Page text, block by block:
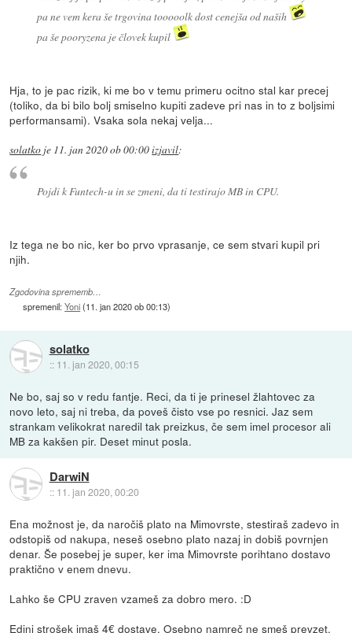
pa ne vem kera še trgovina tooooolk dost cenejša od naših
pa še pooryzena je človek kupil
Hja, to je pac rizik, ki me bo v temu primeru ocitno stal kar precej
(toliko, da bi bilo bolj smiselno kupiti zadeve pri nas in to z boljsimi
performansami). Vsaka sola nekaj velja...
solatko je 11. jan 2020 ob 00:00izjavil:
Pojdi k Funtech-u in se zmeni, da ti testirajo MB in CPU.
Iz tega ne bo nic, ker bo prvo vprasanje, ce sem stvari kupil pri
njih.
Zgodovina sprememb…
spremenil:Yoni(11. jan 2020 ob 00:13)
solatko
:: 11. jan 2020, 00:15
Ne bo, saj so v redu fantje. Reci, da ti je prinesel žlahtovec za
novo leto, saj ni treba, da poveš čisto vse po resnici. Jaz sem
strankam velikokrat naredil tak preizkus, če sem imel procesor ali
MB za kakšen pir. Deset minut posla.
DarwiN
:: 11. jan 2020, 00:20
Ena možnost je, da naročiš plato na Mimovrste, stestiraš zadevo in
odstopiš od nakupa, neseš osebno plato nazaj in dobiš povrnjen
denar. Še posebej je super, ker ima Mimovrste porihtano dostavo
praktično v enem dnevu.
Lahko še CPU zraven vzameš za dobro mero. :D
Edini strošek imaš 4€ dostave. Osebno namreč ne smeš prevzet,